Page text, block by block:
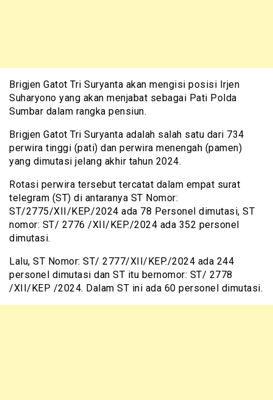
Brigjen Gatot Tri Suryanta akan mengisi posisi Irjen
Suharyono yang akan menjabat sebagai Pati Polda
Sumbar dalam rangka pensiun.
Brigjen Gatot Tri Suryanta adalah salah satu dari 734
perwira tinggi (pati) dan perwira menengah (pamen)
yang dimutasi jelang akhir tahun 2024.
Rotasi perwira tersebut tercatat dalam empat surat
telegram (ST) di antaranya ST Nomor:
ST/2775/XII/KEP./2024 ada 78 Personel dimutasi, ST
nomor: ST/ 2776 /XII/KEP./2024 ada 352 personel
dimutasi.
Lalu, ST Nomor: ST/ 2777/XII/KEP./2024 ada 244
personel dimutasi dan ST itu bernomor: ST/ 2778
/XII/KEP /2024. Dalam ST ini ada 60 personel dimutasi.